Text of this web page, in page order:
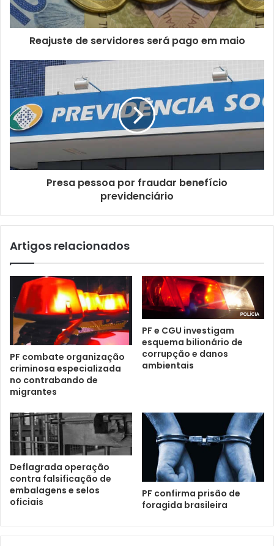
r
e
d
e
e
a
i
l
Reajuste de servidores será pago em maio
Presa pessoa por fraudar benefício
previdenciário
Artigos relacionados
PF combate organização
criminosa especializada
no contrabando de
migrantes
PF e CGU investigam
esquema bilionário de
corrupção e danos
ambientais
Deflagrada operação
contra falsificação de
embalagens e selos
oficiais
PF confirma prisão de
foragida brasileira